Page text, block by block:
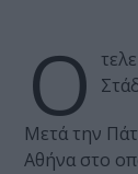
Ο
Μετά την
Αθήνα στο